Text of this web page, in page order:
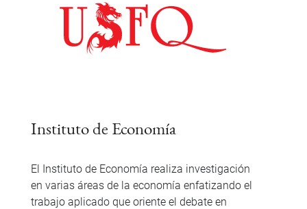
Instituto de Economía
El Instituto de Economía realiza investigación
en varias áreas de la economía enfatizando el
trabajo aplicado que oriente el debate en